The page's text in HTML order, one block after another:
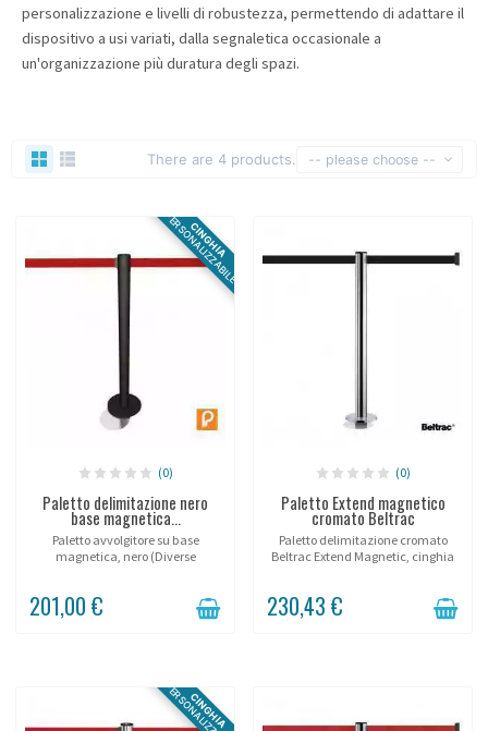
personalizzazione e livelli di robustezza, permettendo di adattare il
dispositivo a usi variati, dalla segnaletica occasionale a
un'organizzazione più duratura degli spazi.
There are 4 products. -- please choose --
CINGHIA
PERSONALIZZABILE
(0)
Paletto delimitazione nero
base magnetica...
Paletto avvolgitore su base
magnetica, nero (Diverse
201,00 €
(0)
Paletto Extend magnetico
cromato Beltrac
Paletto delimitazione cromato
Beltrac Extend Magnetic, cinghia
230,43 €
CINGHIA